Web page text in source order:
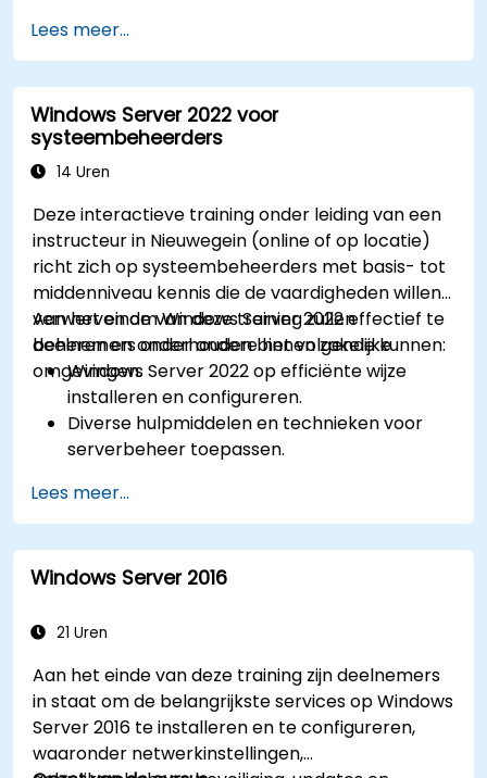
Services (AD DS) te implementeren en te
beheren, evenals hoe identiteiten tussen on-
premise systemen en Azure Active Directory
(Azure AD) te synchroniseren.
Hyper-V, netwerkfuncties en
opslagoplossingen in Windows Server te
Windows Server IaaS-virtual machines in
Azure te beheren, inclusief implementatie,
configuratie en schaling.
Lees meer...
Windows Server 2022 voor
systeembeheerders
14 Uren
Deze interactieve training onder leiding van een
instructeur in Nieuwegein (online of op locatie)
richt zich op systeembeheerders met basis- tot
middenniveau kennis die de vaardigheden willen
verwerven om Windows Server 2022 effectief te
beheren en onderhouden binnen zakelijke
omgevingen.
Aan het einde van deze training zullen
deelnemers onder andere het volgende kunnen:
Windows Server 2022 op efficiënte wijze
installeren en configureren.
Diverse hulpmiddelen en technieken voor
serverbeheer toepassen.
beveiligingsinstellingen van de server
verbeteren.
Virtualisatie implementeren met behulp van
Hyper-V om resources zo efficiënt mogelijk
Lees meer...
Windows Server 2016
21 Uren
Aan het einde van deze training zijn deelnemers
in staat om de belangrijkste services op Windows
Server 2016 te installeren en te configureren,
waaronder netwerkinstellingen,